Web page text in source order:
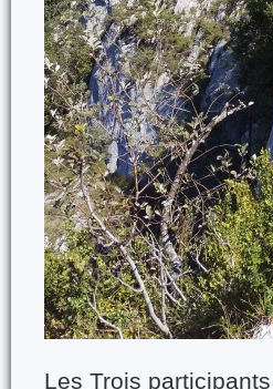
Les Trois